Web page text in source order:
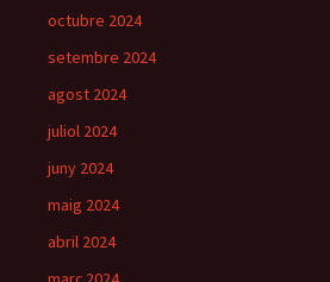
octubre 2024
setembre 2024
agost 2024
juliol 2024
juny 2024
maig 2024
abril 2024